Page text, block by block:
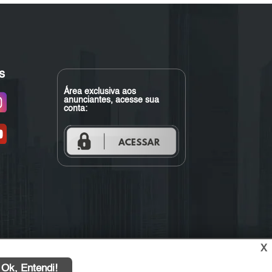
Área exclusiva aos
anunciantes, acesse sua
conta:
X
Ok, Entendi!